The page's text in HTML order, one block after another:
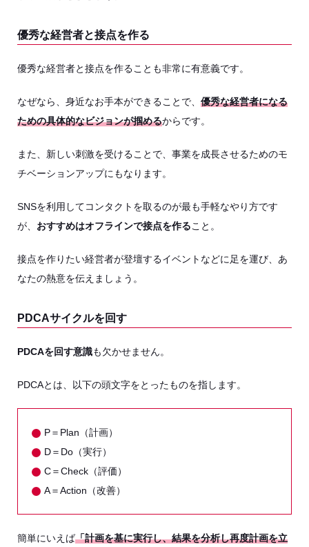
優秀な経営者と接点を作る
優秀な経営者と接点を作ることも非常に有意義です。
なぜなら、身近なお手本ができることで、 優秀な経営者になる
ための具体的なビジョンが掴めるからです。
また、新しい刺激を受けることで、事業を成長させるためのモ
チベーションアップにもなります。
SNSを利用してコンタクトを取るのが最も手軽なやり方です
が、 おすすめはオフラインで接点を作ること。
接点を作りたい経営者が登壇するイベントなどに足を運び、あ
なたの熱意を伝えましょう。
PDCAサイクルを回す
PDCAを回す意識も欠かせません。
PDCAとは、以下の頭文字をとったものを指します。
P＝Plan（計画）
D＝Do（実行）
C＝Check（評価）
A＝Action（改善）
簡単にいえば「計画を基に実行し、結果を分析し再度計画を立